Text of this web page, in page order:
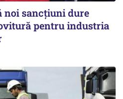
noi sancțiuni dure
pentru industria